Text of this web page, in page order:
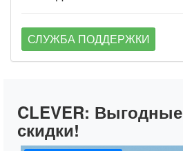
СЛУЖБА ПОДДЕРЖКИ
CLEVER: Выгодные
скидки!